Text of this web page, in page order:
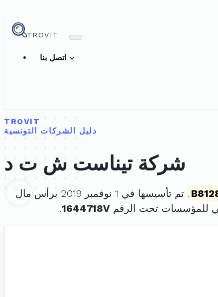
TROVIT
TROVIT
دليل الشركات التونسية
شركة تيناست ش ت د
. تم تأسيسها في 1 نوفمبر 2019 برأس مال
للمؤسسات تحت الرقم 1644718V
.